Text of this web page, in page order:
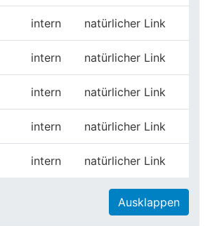
intern natürlicher Link
intern natürlicher Link
intern natürlicher Link
intern natürlicher Link
intern natürlicher Link
Ausklappen